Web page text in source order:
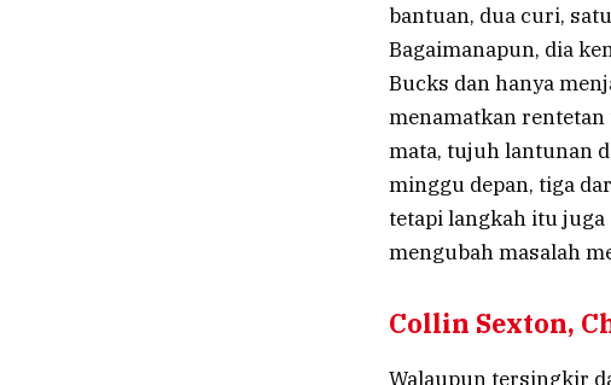
bantuan, dua curi,
Bagaimanapun, dia
Bucks dan hanya
menamatkan
mata, tujuh lantunan
minggu depan, tiga
tetapi langkah itu juga
mengubah masalah
Collin Sexton,
Walaupun tersingkir